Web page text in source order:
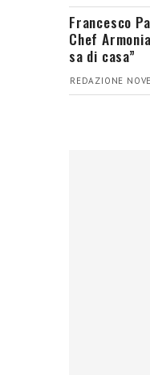
Francesco
Chef
sa di casa”
REDAZIONE